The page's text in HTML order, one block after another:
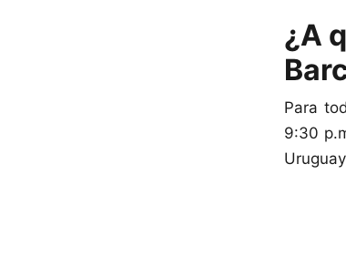
¿A
Para
9:30